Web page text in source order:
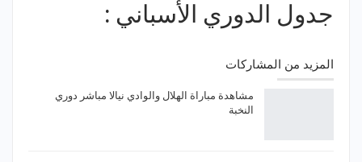
جدول الدوري الأسباني :
المزيد من المشاركات
مشاهدة مباراة الهلال والوادي نيالا مباشر دوري
النخبة